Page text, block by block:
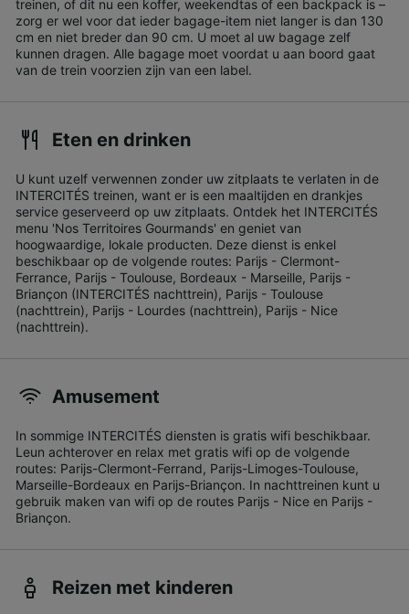
treinen, of dit nu een koffer, weekendtas of een backpack is –
zorg er wel voor dat ieder bagage-item niet langer is dan 130
cm en niet breder dan 90 cm. U moet al uw bagage zelf
kunnen dragen. Alle bagage moet voordat u aan boord gaat
van de trein voorzien zijn van een label.
Eten en drinken
U kunt uzelf verwennen zonder uw zitplaats te verlaten in de
INTERCITÉS treinen, want er is een maaltijden en drankjes
service geserveerd op uw zitplaats. Ontdek het INTERCITÉS
menu 'Nos Territoires Gourmands' en geniet van
hoogwaardige, lokale producten. Deze dienst is enkel
beschikbaar op de volgende routes: Parijs - Clermont-
Ferrance, Parijs - Toulouse, Bordeaux - Marseille, Parijs -
Briançon (INTERCITÉS nachttrein), Parijs - Toulouse
(nachttrein), Parijs - Lourdes (nachttrein), Parijs - Nice
(nachttrein).
Amusement
In sommige INTERCITÉS diensten is gratis wifi beschikbaar.
Leun achterover en relax met gratis wifi op de volgende
routes: Parijs-Clermont-Ferrand, Parijs-Limoges-Toulouse,
Marseille-Bordeaux en Parijs-Briançon. In nachttreinen kunt u
gebruik maken van wifi op de routes Parijs - Nice en Parijs -
Briançon.
Reizen met kinderen